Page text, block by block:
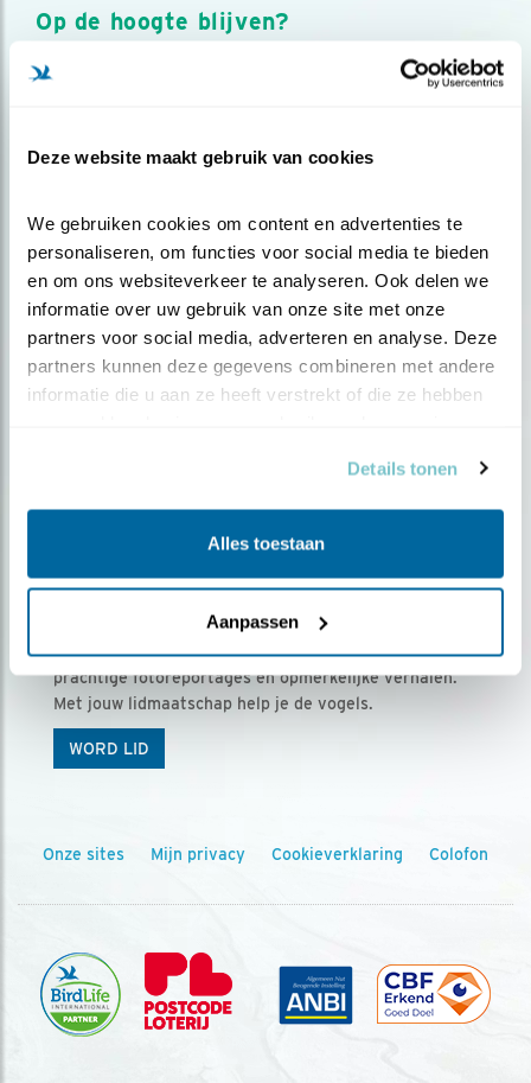
Deze website maakt gebruik van cookies
We gebruiken cookies om content en advertenties te
personaliseren, om functies voor social media te bieden
en om ons websiteverkeer te analyseren. Ook delen we
informatie over uw gebruik van onze site met onze
partners voor social media, adverteren en analyse. Deze
partners kunnen deze gegevens combineren met andere
informatie die u aan ze heeft verstrekt of die ze hebben
Details tonen
Alles toestaan
Aanpassen
Op de hoogte blijven?
Meld je aan en ontvang nieuws, inspiratie, acties en tips
over vogels en activiteiten van Vogelbescherming.
Ontvang 5 x Vogels voor € 36,00 per jaar
Vogels is het tijdschrift voor onze leden, met
prachtige fotoreportages en opmerkelijke verhalen.
Met jouw lidmaatschap help je de vogels.
WORD LID
Onze sites Mijn privacy Cookieverklaring Colofon